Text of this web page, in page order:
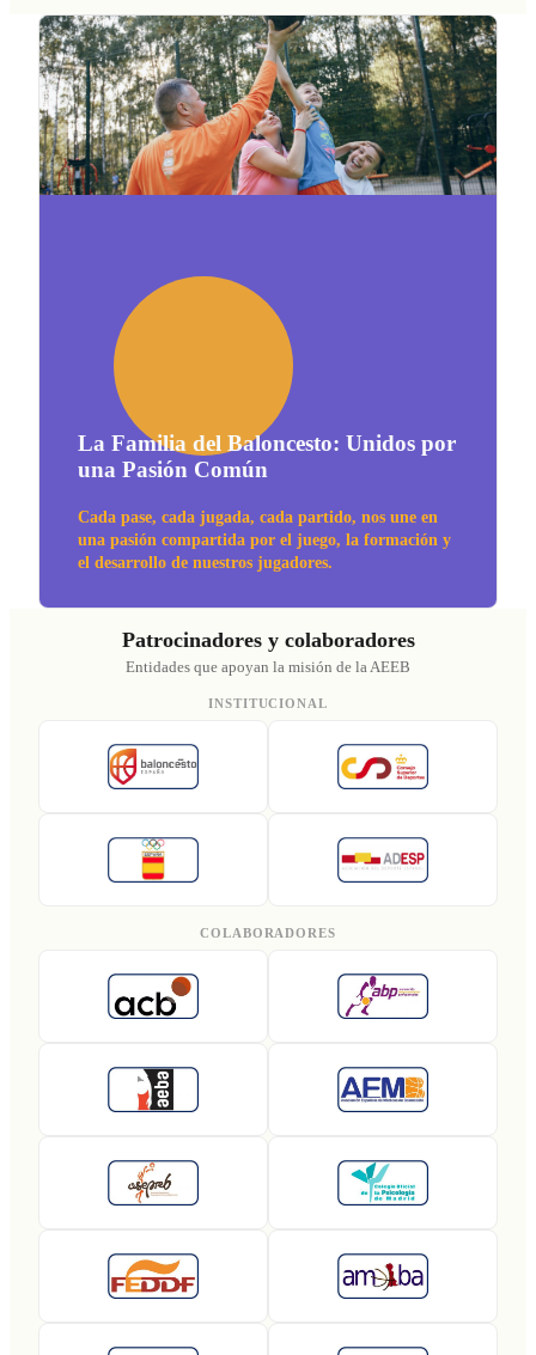
La Familia del Baloncesto: Unidos por
una Pasión Común
Cada pase, cada jugada, cada partido, nos une en
una pasión compartida por el juego, la formación y
el desarrollo de nuestros jugadores.
Patrocinadores y colaboradores
Entidades que apoyan la misión de la AEEB
INSTITUCIONAL
COLABORADORES